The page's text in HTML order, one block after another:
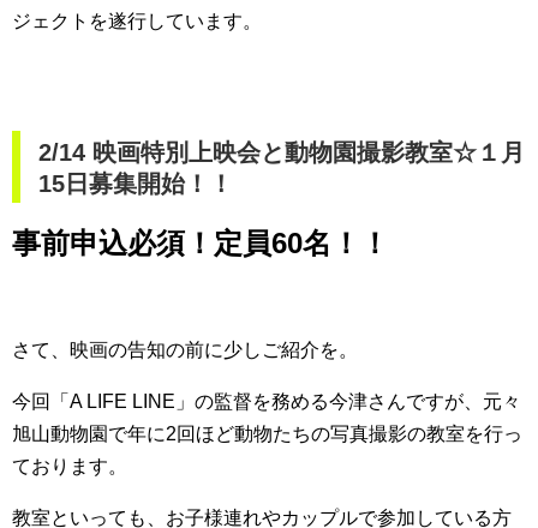
ジェクトを遂行しています。
2/14 映画特別上映会と動物園撮影教室☆１月
15日募集開始！！
事前申込必須！定員60名！！
さて、映画の告知の前に少しご紹介を。
今回「A LIFE LINE」の監督を務める今津さんですが、元々
旭山動物園で年に2回ほど動物たちの写真撮影の教室を行っ
ております。
教室といっても、お子様連れやカップルで参加している方